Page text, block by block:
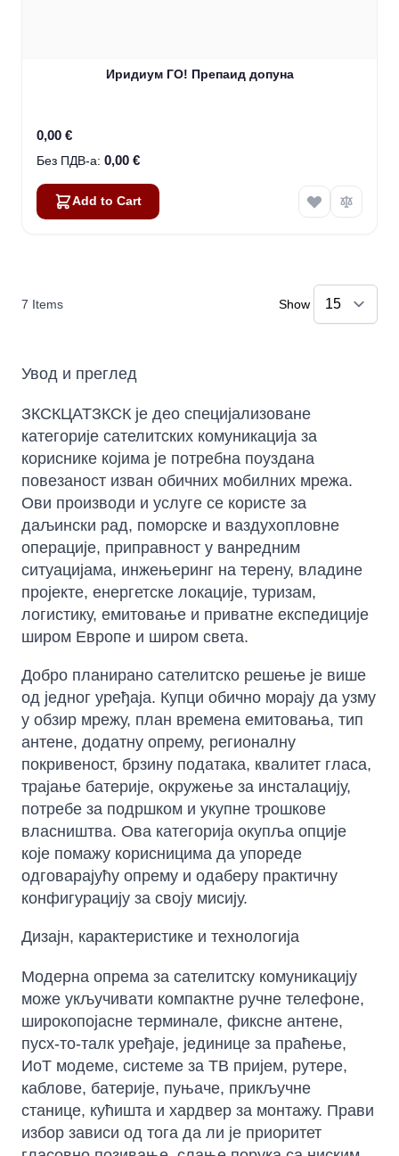
Иридиум ГО! Препаид допуна
0,00 €
0,00 €
Add to Cart
7 Items Show
Увод и преглед
ЗКСКЦАТЗКСК је део специјализоване
категорије сателитских комуникација за
кориснике којима је потребна поуздана
повезаност изван обичних мобилних мрежа.
Ови производи и услуге се користе за
даљински рад, поморске и ваздухопловне
операције, приправност у ванредним
ситуацијама, инжењеринг на терену, владине
пројекте, енергетске локације, туризам,
логистику, емитовање и приватне експедиције
широм Европе и широм света.
Добро планирано сателитско решење је више
од једног уређаја. Купци обично морају да узму
у обзир мрежу, план времена емитовања, тип
антене, додатну опрему, регионалну
покривеност, брзину података, квалитет гласа,
трајање батерије, окружење за инсталацију,
потребе за подршком и укупне трошкове
власништва. Ова категорија окупља опције
које помажу корисницима да упореде
одговарајућу опрему и одаберу практичну
конфигурацију за своју мисију.
Дизајн, карактеристике и технологија
Модерна опрема за сателитску комуникацију
може укључивати компактне ручне телефоне,
широкопојасне терминале, фиксне антене,
пусх-то-талк уређаје, јединице за праћење,
ИоТ модеме, системе за ТВ пријем, рутере,
каблове, батерије, пуњаче, прикључне
станице, кућишта и хардвер за монтажу. Прави
избор зависи од тога да ли је приоритет